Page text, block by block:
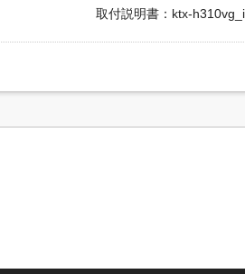
取付説明書：ktx-